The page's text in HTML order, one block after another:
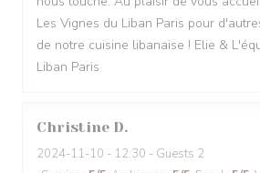
Les Vignes du Liban Paris pour
de notre cuisine libanaise ! Elie &
Liban Paris
Christine D
2024-11-10 - 12:30 - Guests 2